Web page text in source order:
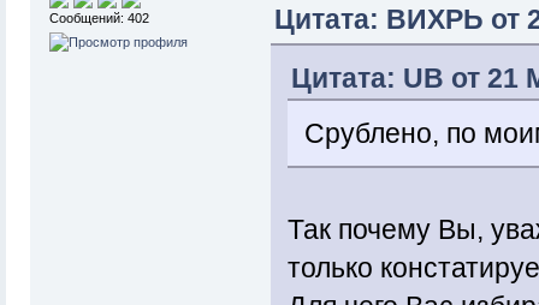
Сообщений: 402
Цитата: ВИХРЬ от
Цитата: UB от 21
Срублено, по
Так почему Вы,
только